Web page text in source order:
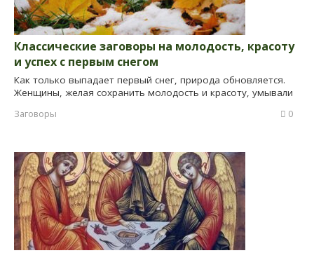
Классические заговоры на молодость, красоту
и успех с первым снегом
Как только выпадает первый снег, природа обновляется.
Женщины, желая сохранить молодость и красоту, умывали
Заговоры
0